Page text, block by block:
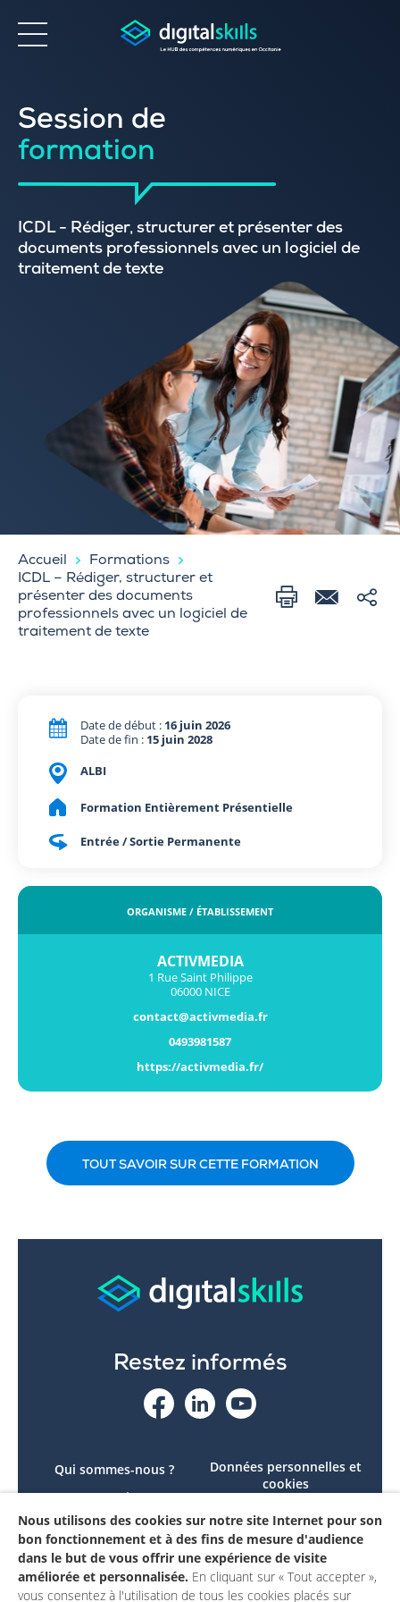
Accessibilité
Session de
formation
ICDL - Rédiger, structurer et présenter des
documents professionnels avec un logiciel de
traitement de texte
Accueil
Formations
ICDL – Rédiger, structurer et
présenter des documents
professionnels avec un logiciel de
traitement de texte
Date de début : 16 juin 2026
Date de fin : 15 juin 2028
ALBI
Formation Entièrement Présentielle
Entrée / Sortie Permanente
ORGANISME / ÉTABLISSEMENT
ACTIVMEDIA
1 Rue Saint Philippe
06000 NICE
contact@activmedia.fr
0493981587
https://activmedia.fr/
TOUT SAVOIR SUR CETTE FORMATION
Restez informés
Qui sommes-nous ?
Le projet
Contactez-nous
Mon compte
Données personnelles et
cookies
conforme
Mentions légales
Nous utilisons des cookies sur notre site Internet pour son
bon fonctionnement et à des fins de mesure d'audience
dans le but de vous offrir une expérience de visite
améliorée et personnalisée. En cliquant sur « Tout accepter »,
vous consentez à l'utilisation de tous les cookies placés sur